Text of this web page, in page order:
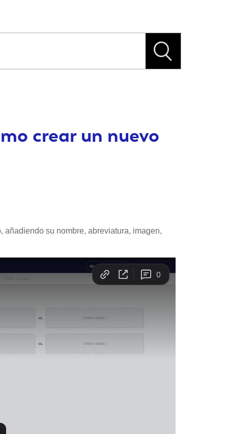
crear un nuevo
su nombre, abreviatura, imagen,